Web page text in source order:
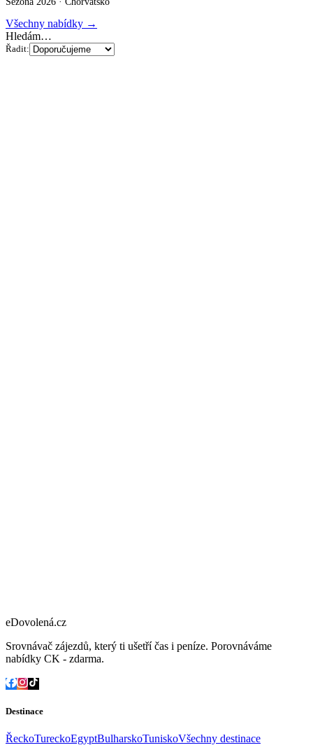
Všechny nabídky →
Hledám…
Řadit:
eDovolená.cz
Srovnávač zájezdů, který ti ušetří čas i peníze. Porovnáváme
nabídky CK - zdarma.
Destinace
ŘeckoTureckoEgyptBulharskoTuniskoVšechny destinace